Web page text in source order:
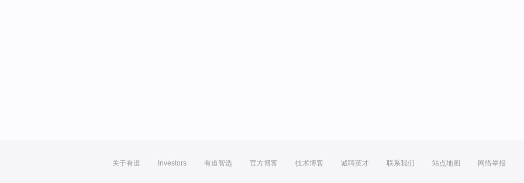
关于有道 Investors 有道智选 官方博客 技术博客 诚聘英才 联系我们 站点地图 网络举报